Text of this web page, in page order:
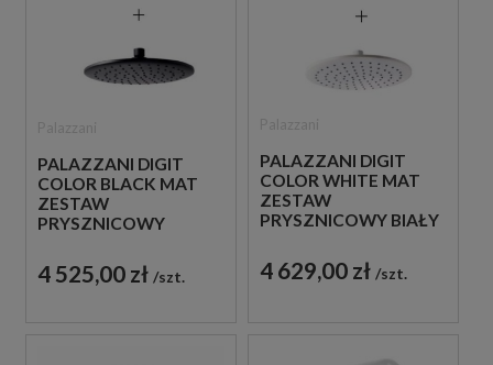
PALAZZANI DIGIT
COLOR BLACK MAT
ZESTAW
PRYSZNICOWY
4 525,00 zł szt.
PALAZZANI DIGIT
COLOR WHITE MAT
ZESTAW
PRYSZNICOWY BIAŁY
4 629,00 zł szt.